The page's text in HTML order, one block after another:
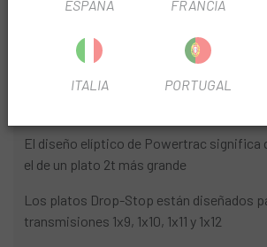
Estos platos cuentan con el diseño de
Drop-Stop de Wolf Tooth para lograr la
eliminación del barro y retención de la
El diseño elíptico de Powertrac significa
el de un plato 2t más grande
Los platos Drop-Stop están diseñados
transmisiones 1x9, 1x10, 1x11 y 1x12
ESPAÑA FRANCIA
ITALIA PORTUGAL